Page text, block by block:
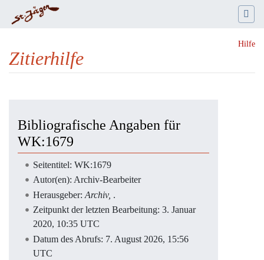
Hilfe
Zitierhilfe
Bibliografische Angaben für
WK:1679
Seitentitel: WK:1679
Autor(en): Archiv-Bearbeiter
Herausgeber: Archiv, .
Zeitpunkt der letzten Bearbeitung: 3. Januar
2020, 10:35 UTC
Datum des Abrufs: 7. August 2026, 15:56
UTC